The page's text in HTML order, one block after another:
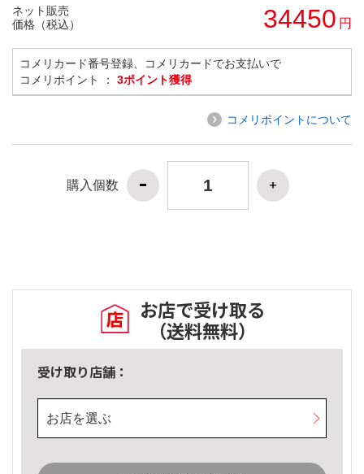
ネット販売
価格（税込）
34450 円
コメリカード番号登録、コメリカードでお支払いで
コメリポイント ： 3ポイント獲得
コメリポイントについて
購入個数
お店で受け取る
（送料無料）
受け取り店舗：
お店を選ぶ